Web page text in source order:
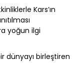
Kars’ın
yoğun ilgi
dünyayı birleştiren